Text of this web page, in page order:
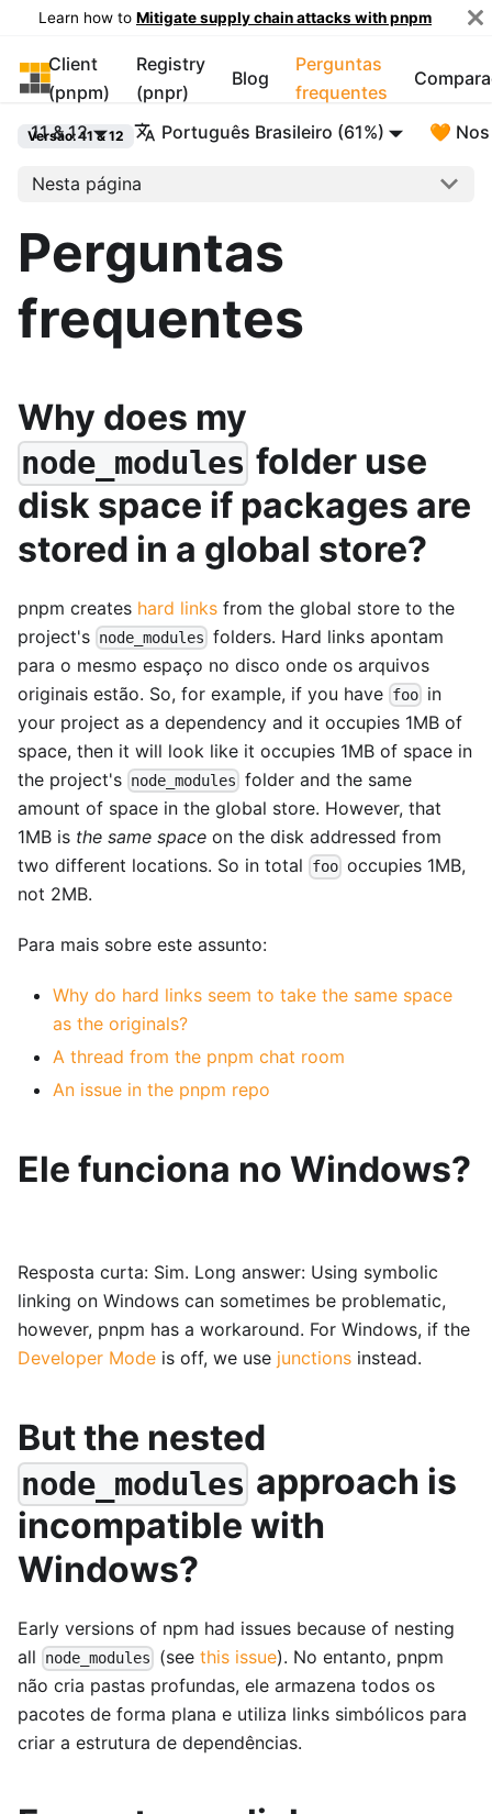
Learn how to Mitigate supply chain attacks with pnpm
pnpm
Client
(pnpm)
Registry
(pnpr)
Blog
Perguntas
frequentes
11 & 12 Português Brasileiro (61%) 🧡
Versão: 11 & 12
Nesta página
Perguntas
frequentes
Why does my
node_modules folder use
disk space if packages are
stored in a global store?
pnpm creates hard links from the global store to the
project's node_modules folders. Hard links apontam
para o mesmo espaço no disco onde os arquivos
originais estão. So, for example, if you have foo in
your project as a dependency and it occupies 1MB of
space, then it will look like it occupies 1MB of space in
the project's node_modules folder and the same
amount of space in the global store. However, that
1MB is the same space on the disk addressed from
two different locations. So in total
foo occupies 1MB,
not 2MB.
Para mais sobre este assunto:
Why do hard links seem to take the same space
as the originals?
A thread from the pnpm chat room
An issue in the pnpm repo
Ele funciona no Windows?
Resposta curta: Sim. Long answer: Using symbolic
linking on Windows can sometimes be problematic,
however, pnpm has a workaround. For Windows, if the
Developer Mode is off, we use junctions instead.
But the nested
node_modules approach is
incompatible with
Windows?
Early versions of npm had issues because of nesting
all
node_modules (seethis issue). No entanto, pnpm
não cria pastas profundas, ele armazena todos os
pacotes de forma plana e utiliza links simbólicos para
criar a estrutura de dependências.